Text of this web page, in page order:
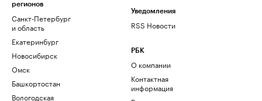
регионов
Санкт-Петербург
и область
Екатеринбург
Новосибирск
Омск
Башкортостан
Вологодская
Уведомления
RSS Новости
РБК
О компании
Контактная
информация